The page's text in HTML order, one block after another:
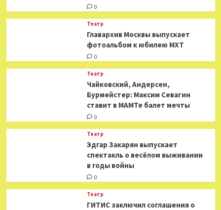
0
Театр
​​Главархив Москвы выпускает
фотоальбом к юбилею МХТ
0
Театр
​​Чайковский, Андерсен,
Бурмейстер: Максим Севагин
ставит в МАМТе балет мечты
0
Театр
Эдгар Закарян выпускает
спектакль о весёлом выживании
в годы войны
0
Театр
ГИТИС заключил соглашения о